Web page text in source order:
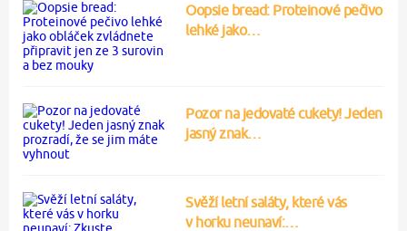
Oopsie bread: Proteinové pečivo
lehké jako…
Pozor na jedovaté cukety! Jeden
jasný znak…
Svěží letní saláty, které vás
v horku neunaví:…